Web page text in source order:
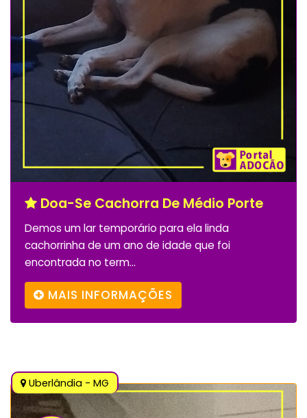
Doa-Se Cachorra De Médio Porte
Demos um lar temporário para ela linda
cachorrinha de um ano de idade que foi
encontrada no term...
MAIS INFORMAÇÕES
Uberlândia - MG